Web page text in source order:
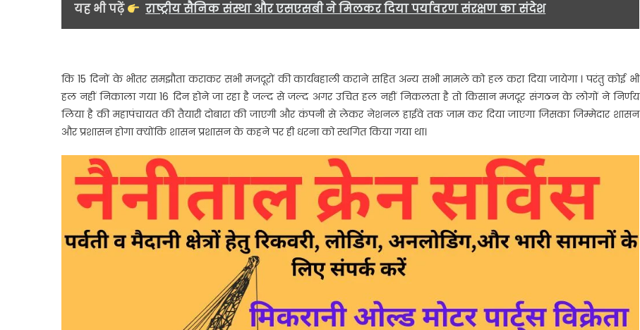
यह भी पढ़ें राष्ट्रीय सैनिक संस्था और एसएसबी ने मिलकर दिया पर्यावरण संरक्षण का संदेश
कि 15 दिनों के भीतर समझौता कराकर सभी मजदूरों की कार्यबहाली कराने सहित अन्य सभी मामले को हल करा दिया जायेगा । परंतु कोई भी
हल नहीं निकाला गया 16 दिन होने जा रहा है जल्द से जल्द अगर उचित हल नहीं निकलता है तो किसान मजदूर संगठन के लोगों ने निर्णय
लिया है की महापंचायत की तैयारी दोबारा की जाएगी और कंपनी से लेकर नेशनल हाईवे तक जाम कर दिया जाएगा जिसका जिम्मेदार शासन
और प्रशासन होगा क्योंकि शासन प्रशासन के कहने पर ही धरना को स्थगित किया गया था।